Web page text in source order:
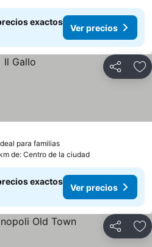
exactos
Ver precios
Compartir
para familiasVer precios
de: Centro de la ciudad
exactos
Ver precios
Compartir